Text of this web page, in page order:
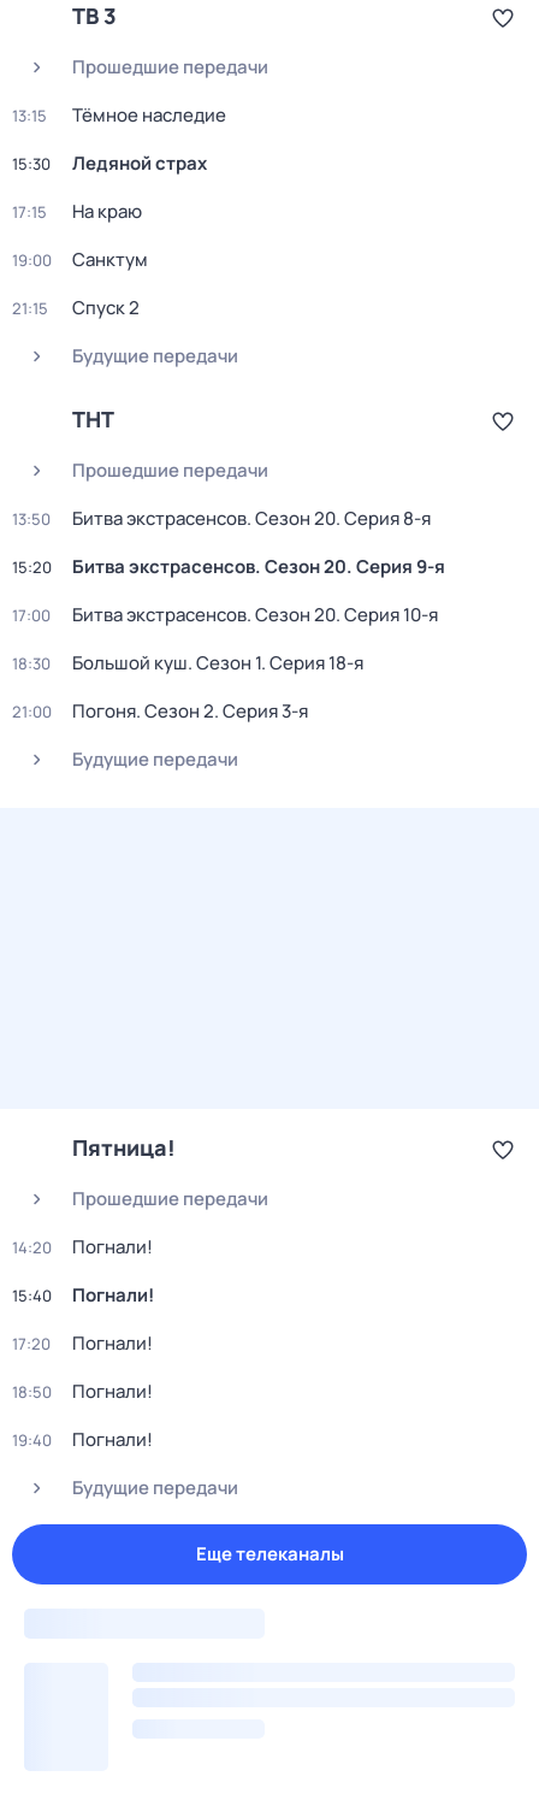
ТВ 3
Прошедшие передачи
13:15 Тёмное наследие
15:30 Ледяной страх
17:15 На краю
19:00 Caнктум
21:15
Спуск 2
Будущие передачи
ТНТ
Прошедшие передачи
13:50 Битва экстрасенсов. Сезон 20. Серия 8-я
15:20 Битва экстрасенсов. Сезон 20. Серия 9-я
17:00 Битва экстрасенсов. Сезон 20. Серия 10-я
18:30 Большой куш. Сезон 1. Серия 18-я
21:00 Погоня. Сезон 2. Серия 3-я
Будущие передачи
Пятница!
Прошедшие передачи
14:20 Погнали!
15:40 Погнали!
17:20 Погнали!
18:50 Погнали!
19:40
Погнали!
Будущие передачи
Еще телеканалы